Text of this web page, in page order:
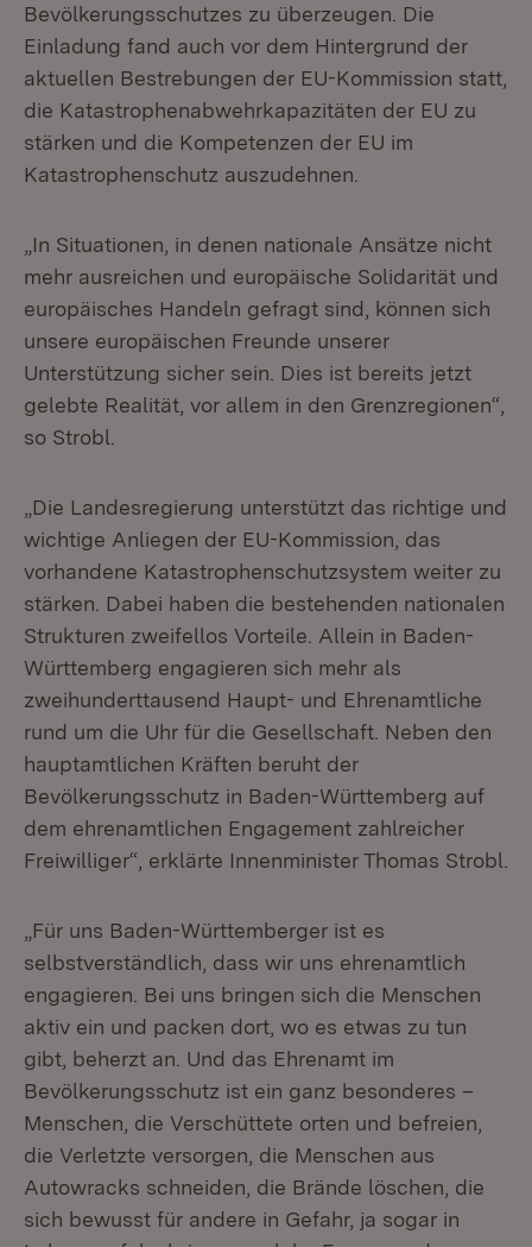
Bevölkerungsschutzes zu überzeugen. Die
Einladung fand auch vor dem Hintergrund der
aktuellen Bestrebungen der EU-Kommission statt,
die Katastrophenabwehrkapazitäten der EU zu
stärken und die Kompetenzen der EU im
Katastrophenschutz auszudehnen.
„In Situationen, in denen nationale Ansätze nicht
mehr ausreichen und europäische Solidarität und
europäisches Handeln gefragt sind, können sich
unsere europäischen Freunde unserer
Unterstützung sicher sein. Dies ist bereits jetzt
gelebte Realität, vor allem in den Grenzregionen“,
so Strobl.
„Die Landesregierung unterstützt das richtige und
wichtige Anliegen der EU-Kommission, das
vorhandene Katastrophenschutzsystem weiter zu
stärken. Dabei haben die bestehenden nationalen
Strukturen zweifellos Vorteile. Allein in Baden-
Württemberg engagieren sich mehr als
zweihunderttausend Haupt- und Ehrenamtliche
rund um die Uhr für die Gesellschaft. Neben den
hauptamtlichen Kräften beruht der
Bevölkerungsschutz in Baden-Württemberg auf
dem ehrenamtlichen Engagement zahlreicher
Freiwilliger“, erklärte Innenminister Thomas Strobl.
„Für uns Baden-Württemberger ist es
selbstverständlich, dass wir uns ehrenamtlich
engagieren. Bei uns bringen sich die Menschen
aktiv ein und packen dort, wo es etwas zu tun
gibt, beherzt an. Und das Ehrenamt im
Bevölkerungsschutz ist ein ganz besonderes –
Menschen, die Verschüttete orten und befreien,
die Verletzte versorgen, die Menschen aus
Autowracks schneiden, die Brände löschen, die
sich bewusst für andere in Gefahr, ja sogar in